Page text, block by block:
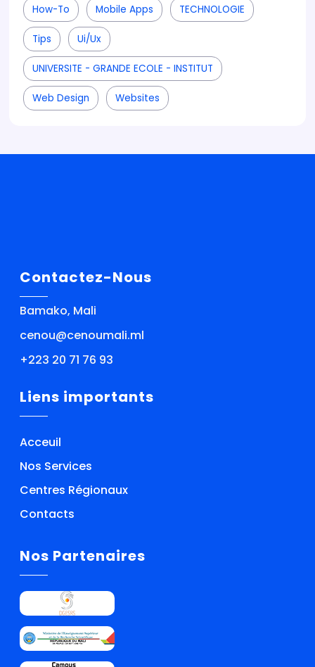
How-To Mobile Apps TECHNOLOGIE
Tips Ui/ux
UNIVERSITE - GRANDE ECOLE - INSTITUT
Web Design Websites
Contactez-Nous
Bamako, Mali
cenou@cenoumali.ml
+223 20 71 76 93
Liens importants
Acceuil
Nos Services
Centres Régionaux
Contacts
Nos Partenaires